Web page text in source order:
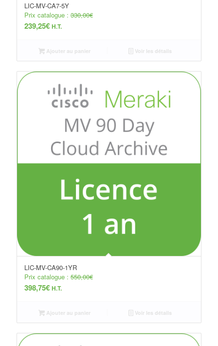
LIC-MV-CA7-5Y
Prix catalogue :330,00€
239,25€ H.T.
Ajouter au panier Voir les détails
LIC-MV-CA90-1YR
Prix catalogue :550,00€
398,75€ H.T.
Ajouter au panier Voir les détails